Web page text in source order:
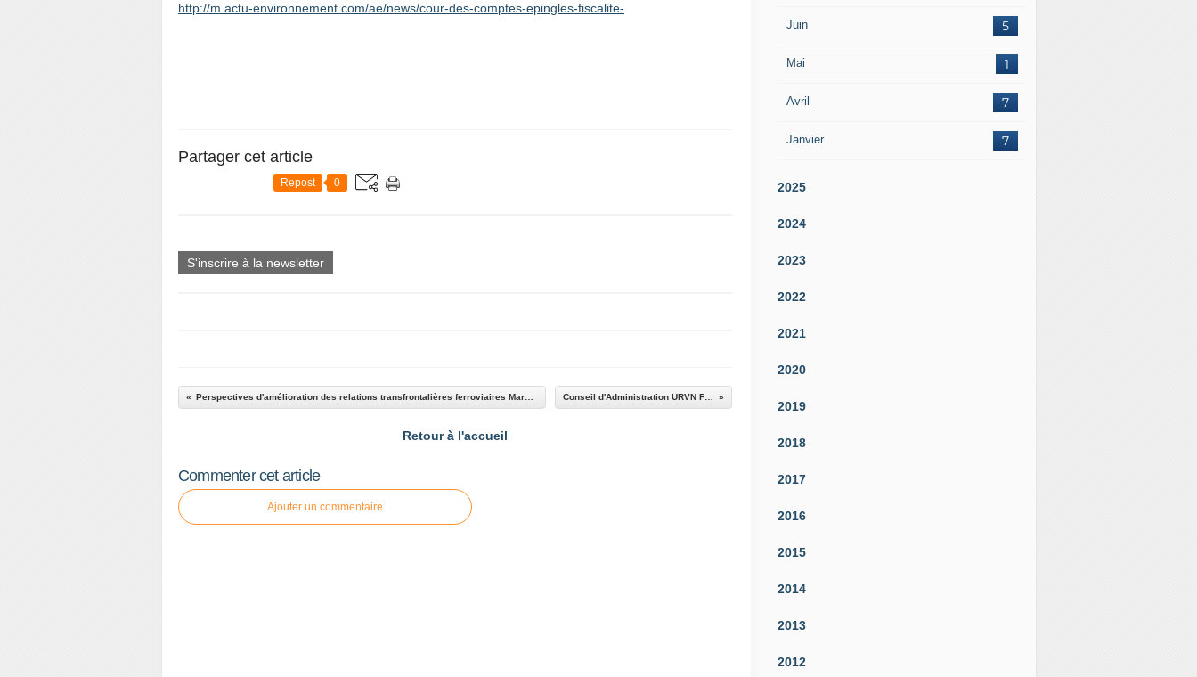
http://m.actu-environnement.com/ae/news/cour-des-comptes-epingles-fiscalite-
Partager cet article
Repost 0
S'inscrire à la newsletter
Retour à l'accueil
Commenter cet article
Ajouter un commentaire
Juin 5
Mai 1
Avril 7
Janvier 7
2025
2024
2023
2022
2021
2020
2019
2018
2017
2016
2015
2014
2013
2012